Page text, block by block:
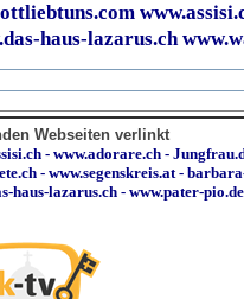
haus-lazarus.ch
Webseiten verlinkt
- www.adorare.ch -
- www.segenskreis.at -
haus-lazarus.ch - www.pater-pio.de